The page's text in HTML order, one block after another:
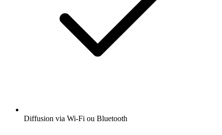
Diffusion via Wi-Fi ou Bluetooth